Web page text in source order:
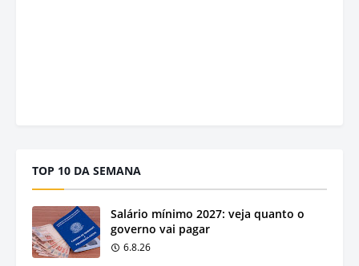
TOP 10 DA SEMANA
Salário mínimo 2027: veja quanto o
governo vai pagar
6.8.26